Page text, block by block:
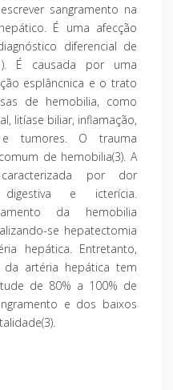
sangramento na
É uma afecção
diferencial de
É causada por uma
esplâncnica e o trato
de hemobilia, como
litíase biliar, inflamação,
e tumores. O trauma
de hemobilia(3). A
por dor
digestiva e icterícia.
da hemobilia
se hepatectomia
hepática. Entretanto,
da artéria hepática tem
de 80% a 100% de
e dos baixos